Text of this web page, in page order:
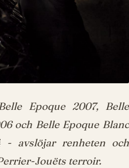
Epoque 2007, Belle
och Belle Epoque Blanc
- avslöjar renheten och
­Jouëts terroir.